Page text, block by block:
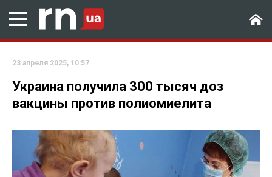
23 апреля 2025, 10:57
Украина получила 300 тысяч доз
вакцины против полиомиелита